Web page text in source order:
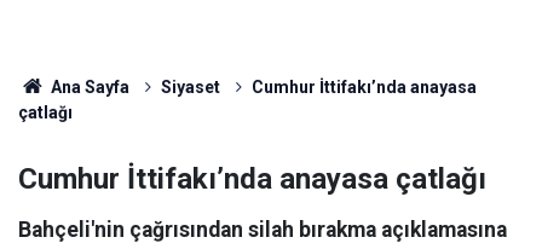
Ana Sayfa Siyaset
Cumhur İttifakı’nda anayasa
çatlağı
Cumhur İttifakı’nda anayasa çatlağı
Bahçeli'nin çağrısından silah bırakma açıklamasına